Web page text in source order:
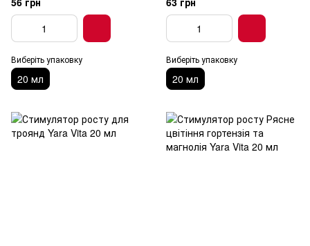
рослин Yara Vita 20 мл
Виберіть упаковку
20 мл
Виберіть упаковку
20 мл